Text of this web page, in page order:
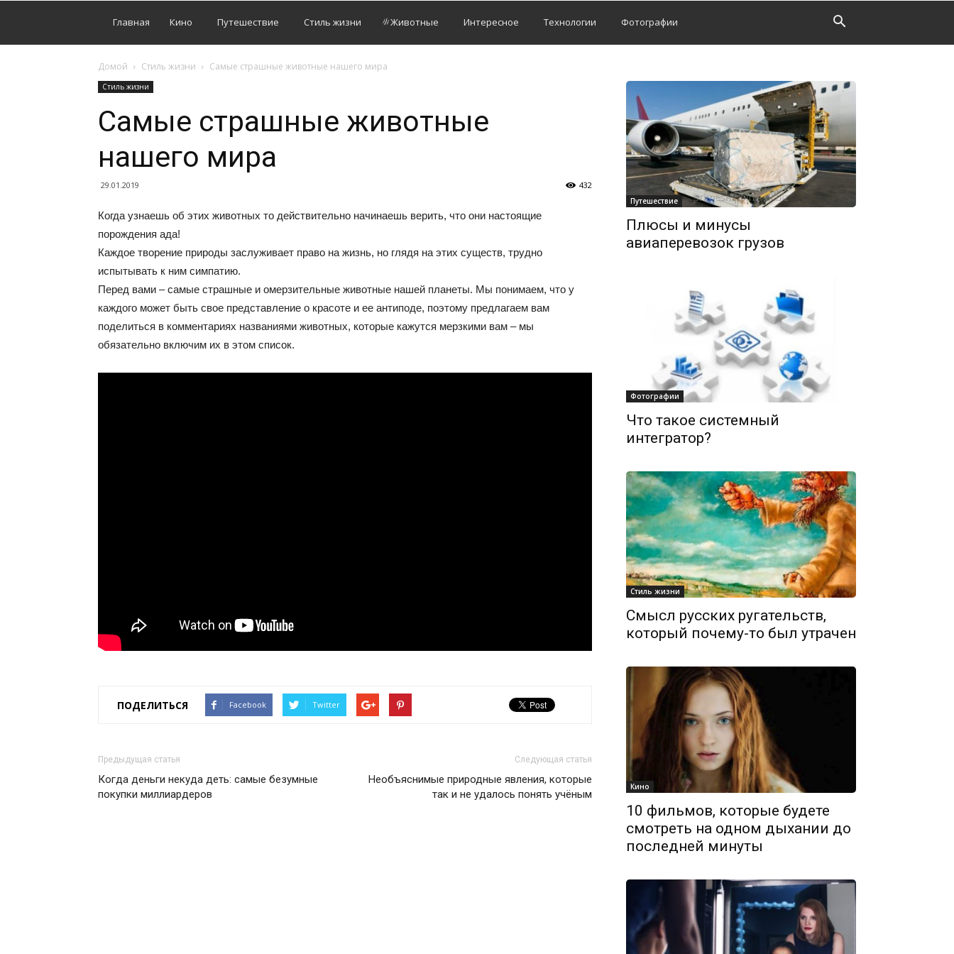
Главная Кино Путешествие Стиль жизни Животные Интересное Технологии Фотографии
Домой Стиль жизни Самые страшные животные нашего мира
Стиль жизни
Самые страшные животные
нашего мира
29.01.2019 432
Когда узнаешь об этих животных то действительно начинаешь верить, что они настоящие
порождения ада!
Каждое творение природы заслуживает право на жизнь, но глядя на этих существ, трудно
испытывать к ним симпатию.
Перед вами – самые страшные и омерзительные животные нашей планеты. Мы понимаем, что у
каждого может быть свое представление о красоте и ее антиподе, поэтому предлагаем вам
поделиться в комментариях названиями животных, которые кажутся мерзкими вам – мы
обязательно включим их в этом список.
ПОДЕЛИТЬСЯ Facebook Twitter
Предыдущая статья
Когда деньги некуда деть: самые безумные
покупки миллиардеров
Следующая статья
Необъяснимые природные явления, которые
так и не удалось понять учёным
Путешествие
Плюсы и минусы
авиаперевозок грузов
Фотографии
Что такое системный
интегратор?
Стиль жизни
Смысл русских ругательств,
который почему-то был утрачен
Кино
10 фильмов, которые будете
смотреть на одном дыхании до
последней минуты